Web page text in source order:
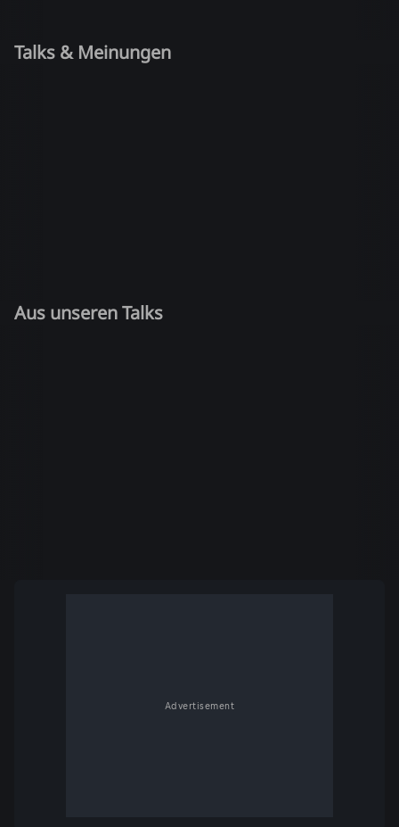
Talks & Meinungen
Aus unseren Talks
Advertisement